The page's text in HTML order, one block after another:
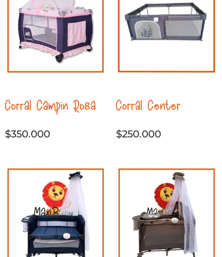
Corral Campin Rosa
$350.000
Corral Center
$250.000